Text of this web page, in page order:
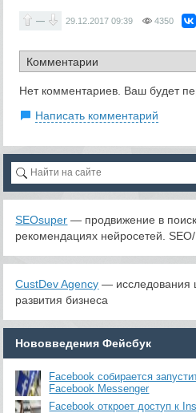
— 29.12.2017 09:39 4350
Нет комментариев. Ваш будет
Написать комментарий
SEOsuper — продвижение в
рекомендациях нейросетей.
CustDev Agency — исследования
развития бизнеса
Нововведения Фейсбук
Facebook собирается
Facebook Messenger
Facebook откроет доступ к